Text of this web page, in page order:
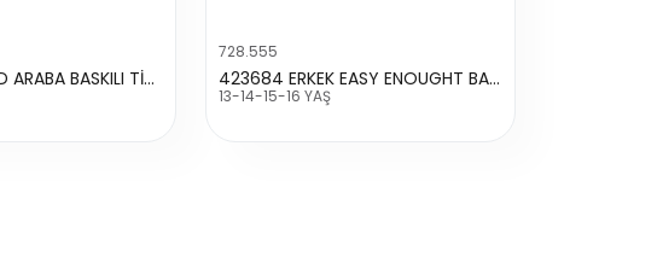
8035 OFF ROAD ARABA BASKILI TİŞÖRT
728.555
423684 ERKEK EASY ENOUGHT BASKILI TİŞÖRT
13-14-15-16 YAŞ